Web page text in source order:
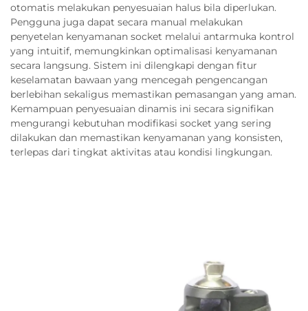
otomatis melakukan penyesuaian halus bila diperlukan.
Pengguna juga dapat secara manual melakukan
penyetelan kenyamanan socket melalui antarmuka kontrol
yang intuitif, memungkinkan optimalisasi kenyamanan
secara langsung. Sistem ini dilengkapi dengan fitur
keselamatan bawaan yang mencegah pengencangan
berlebihan sekaligus memastikan pemasangan yang aman.
Kemampuan penyesuaian dinamis ini secara signifikan
mengurangi kebutuhan modifikasi socket yang sering
dilakukan dan memastikan kenyamanan yang konsisten,
terlepas dari tingkat aktivitas atau kondisi lingkungan.